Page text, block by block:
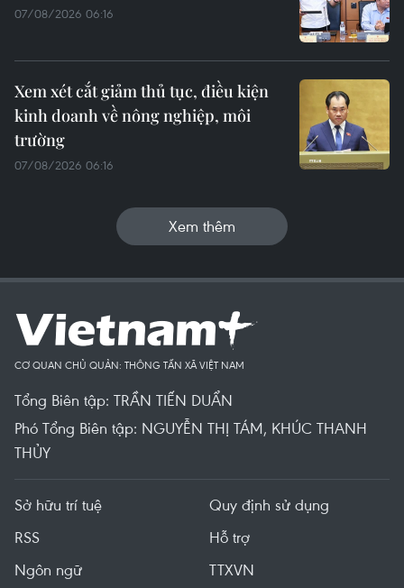
07/08/2026 06:16
Xem xét cắt giảm thủ tục, điều kiện
kinh doanh về nông nghiệp, môi
trường
07/08/2026 06:16
Xem thêm
CƠ QUAN CHỦ QUẢN: THÔNG TẤN XÃ VIỆT NAM
Tổng Biên tập: TRẦN TIẾN DUẨN
Phó Tổng Biên tập: NGUYỄN THỊ TÁM, KHÚC THANH
THỦY
Sở hữu trí tuệ
Quy định sử dụng
RSS
Hỗ trợ
Ngôn ngữ
TTXVN